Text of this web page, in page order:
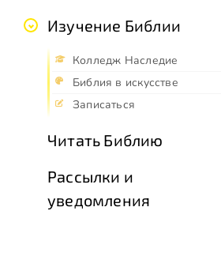
Изучение Библии
Колледж Наследие
Библия в искусстве
Записаться
Читать Библию
Рассылки и
уведомления